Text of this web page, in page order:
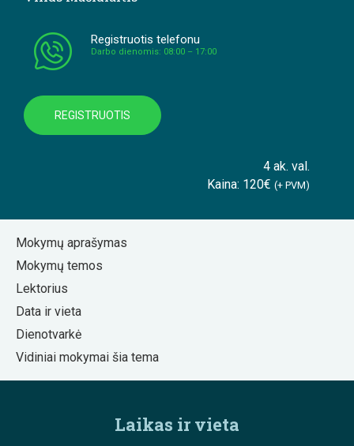
Registruotis telefonu
Darbo dienomis: 08:00 – 17:00
REGISTRUOTIS
4 ak. val.
Kaina: 120€ (+ PVM)
Mokymų aprašymas
Mokymų temos
Lektorius
Data ir vieta
Dienotvarkė
Vidiniai mokymai šia tema
Laikas ir vieta